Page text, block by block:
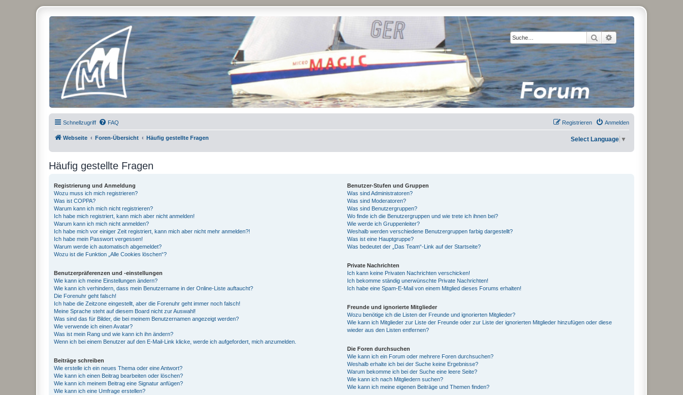
Suche Erweiterte Suche
Micro Magic Forum Deutschland
Schnellzugriff FAQ Anmelden
Registrieren
Webseite Foren-Übersicht Häufig gestellte Fragen Select Language ▼
Häufig gestellte Fragen
Registrierung und Anmeldung
Wozu muss ich mich registrieren?
Was ist COPPA?
Warum kann ich mich nicht registrieren?
Ich habe mich registriert, kann mich aber nicht anmelden!
Warum kann ich mich nicht anmelden?
Ich habe mich vor einiger Zeit registriert, kann mich aber nicht mehr anmelden?!
Ich habe mein Passwort vergessen!
Warum werde ich automatisch abgemeldet?
Wozu ist die Funktion „Alle Cookies löschen“?
Benutzerpräferenzen und -einstellungen
Wie kann ich meine Einstellungen ändern?
Wie kann ich verhindern, dass mein Benutzername in der Online-Liste auftaucht?
Die Forenuhr geht falsch!
Ich habe die Zeitzone eingestellt, aber die Forenuhr geht immer noch falsch!
Meine Sprache steht auf diesem Board nicht zur Auswahl!
Was sind das für Bilder, die bei meinem Benutzernamen angezeigt werden?
Wie verwende ich einen Avatar?
Was ist mein Rang und wie kann ich ihn ändern?
Wenn ich bei einem Benutzer auf den E-Mail-Link klicke, werde ich aufgefordert, mich anzumelden.
Beiträge schreiben
Wie erstelle ich ein neues Thema oder eine Antwort?
Wie kann ich einen Beitrag bearbeiten oder löschen?
Wie kann ich meinem Beitrag eine Signatur anfügen?
Wie kann ich eine Umfrage erstellen?
Benutzer-Stufen und Gruppen
Was sind Administratoren?
Was sind Moderatoren?
Was sind Benutzergruppen?
Wo finde ich die Benutzergruppen und wie trete ich ihnen bei?
Wie werde ich Gruppenleiter?
Weshalb werden verschiedene Benutzergruppen farbig dargestellt?
Was ist eine Hauptgruppe?
Was bedeutet der „Das Team“-Link auf der Startseite?
Private Nachrichten
Ich kann keine Privaten Nachrichten verschicken!
Ich bekomme ständig unerwünschte Private Nachrichten!
Ich habe eine Spam-E-Mail von einem Mitglied dieses Forums erhalten!
Freunde und ignorierte Mitglieder
Wozu benötige ich die Listen der Freunde und ignorierten Mitglieder?
Wie kann ich Mitglieder zur Liste der Freunde oder zur Liste der ignorierten Mitglieder hinzufügen oder diese
wieder aus den Listen entfernen?
Die Foren durchsuchen
Wie kann ich ein Forum oder mehrere Foren durchsuchen?
Weshalb erhalte ich bei der Suche keine Ergebnisse?
Warum bekomme ich bei der Suche eine leere Seite?
Wie kann ich nach Mitgliedern suchen?
Wie kann ich meine eigenen Beiträge und Themen finden?